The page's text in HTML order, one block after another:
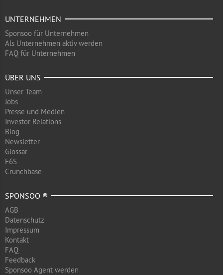
UNTERNEHMEN
Sponsoo für Unternehmen
Als Unternehmen aktiv werden
FAQ für Unternehmen
ÜBER UNS
Unser Team
Jobs
Presse und Medien
Investor Relations
Blog
Newsletter
Glossar
F6S
Crunchbase
SPONSOO ®
AGB
Datenschutz
Impressum
Kontakt
FAQ
Feedback
Sponsoo Agent werden